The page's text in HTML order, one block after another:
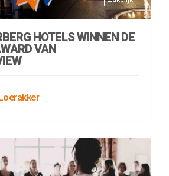
HOTELS WINNEN DE
VAN